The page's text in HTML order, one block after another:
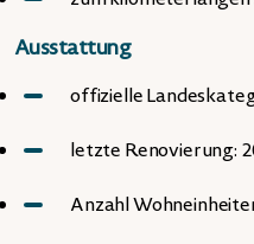
Ausstattung
offizielle
letzte Renovierung:
Anzahl